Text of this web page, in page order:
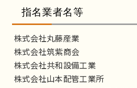
指名業者名等
株式会社丸藤産業
株式会社筑紫商会
株式会社共和設備工業
株式会社山本配管工業所